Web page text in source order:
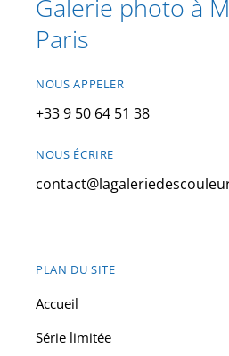
Galerie photo à
Paris
NOUS APPELER
+33 9 50 64 51 38
NOUS ÉCRIRE
PLAN DU SITE
Accueil
Série limitée